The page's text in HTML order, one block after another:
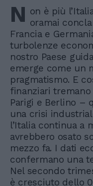
N on è più
oramai
Francia e
turbolenze
nostro Paese
emerge come un
pragmatismo. E
finanziari
Parigi e Berlino –
una crisi
l’Italia continua a
avrebbero osato
mezzo fa. I dati
confermano una
Nel secondo
è cresciuto dello